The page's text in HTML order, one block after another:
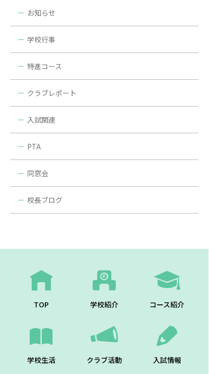
お知らせ
学校行事
特進コース
クラブレポート
入試関連
PTA
同窓会
校長ブログ
TOP 学校紹介 コース紹介
学校生活 クラブ活動 入試情報